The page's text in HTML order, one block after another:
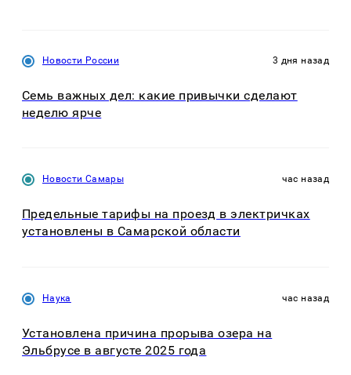
Новости России 3 дня назад
Семь важных дел: какие привычки сделают
неделю ярче
Новости Самары час назад
Предельные тарифы на проезд в электричках
установлены в Самарской области
Наука час назад
Установлена причина прорыва озера на
Эльбрусе в августе 2025 года